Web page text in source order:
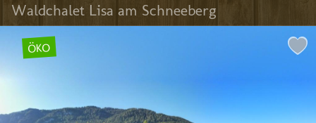
Waldchalet Lisa am Schneeberg
ÖKO